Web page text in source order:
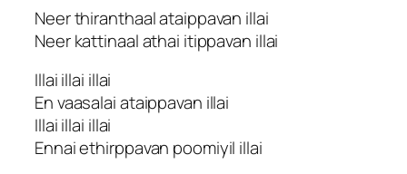
Neer thiranthaal ataippavan illai
Neer kattinaal athai itippavan illai
Illai illai illai
En vaasalai ataippavan illai
Illai illai illai
Ennai ethirppavan poomiyil illai